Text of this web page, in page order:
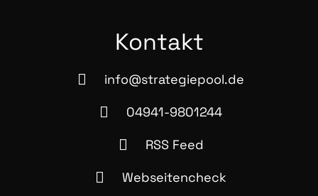
Kon­takt
info@strategiepool.de
04941-9801244
RSS Feed
Webseitencheck